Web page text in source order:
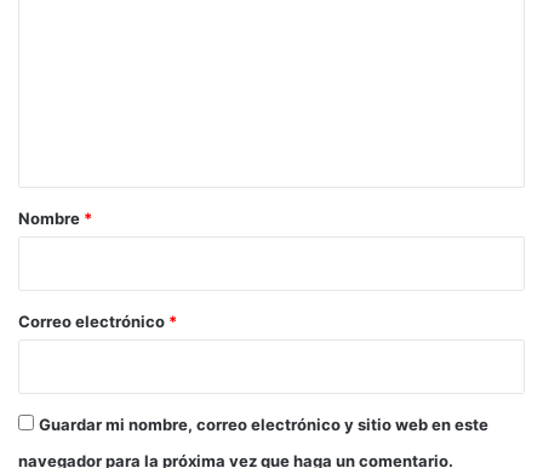
r
*
Nombre *
Correo electrónico *
Guardar mi nombre, correo electrónico y sitio web en este
navegador para la próxima vez que haga un comentario.